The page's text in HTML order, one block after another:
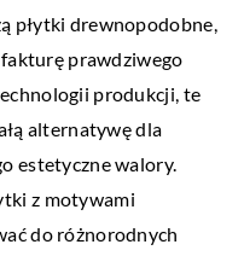
płytki drewnopodobne,
prawdziwego
produkcji, te
alternatywę dla
estetyczne walory.
z motywami
do różnorodnych